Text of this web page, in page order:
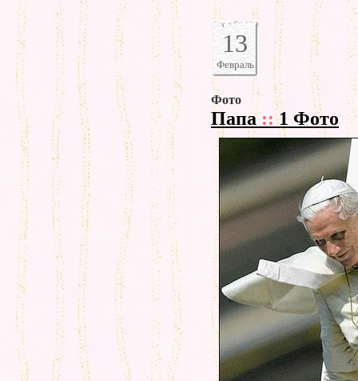
13
Февраль
Фото
Папа::1 Фото